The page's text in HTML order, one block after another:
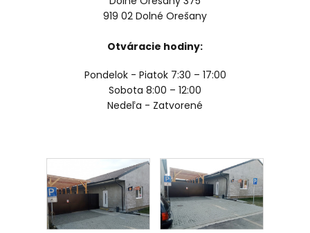
919 02 Dolné Orešany
Otváracie hodiny:
Pondelok - Piatok 7:30 – 17:00
Sobota 8:00 – 12:00
Nedeľa - Zatvorené